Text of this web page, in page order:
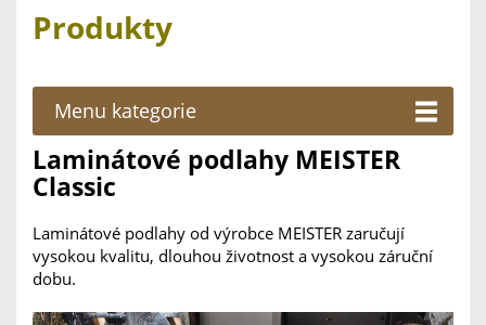
Produkty
Menu kategorie
Laminátové podlahy MEISTER
Classic
Laminátové podlahy od výrobce MEISTER zaručují
vysokou kvalitu, dlouhou životnost a vysokou záruční
dobu.